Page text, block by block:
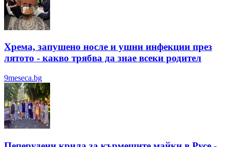
Хрема, запушено носле и ушни инфекции през
лятотo - какво трябва да знае всеки родител
9meseca.bg